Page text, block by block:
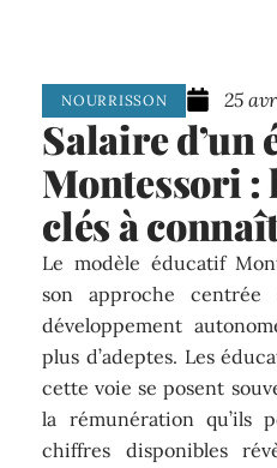
NOURRISSON 25
Salaire d’un
Montessori :
clés à
Le modèle éducatif
son approche centrée
développement
plus d’adeptes. Les
cette voie se posent
la rémunération qu’ils
chiffres disponibles